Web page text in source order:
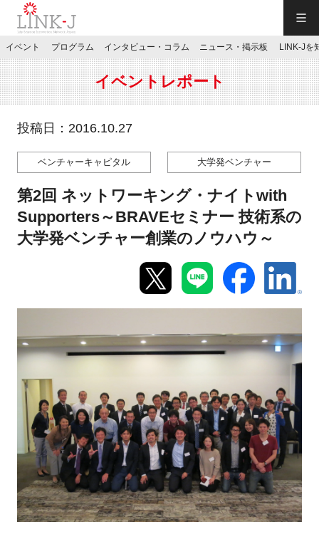
JP／EN
特別会員専用メニュー
施設ご予約
新規登録
イベント
プログラム
インタビュー・コラム
ニュース・掲示板
イベント プログラム インタビュー・コラム ニュース・掲示板 LINK-Jを
イベントレポート
投稿日：2016.10.27
ベンチャーキャピタル 大学発ベンチャー
第2回 ネットワーキング・ナイトwith
Supporters～BRAVEセミナー 技術系の
大学発ベンチャー創業のノウハウ～